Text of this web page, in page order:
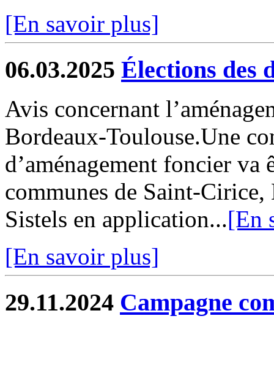
[En savoir plus]
06.03.2025 Élections des
Avis concernant
Bordeaux-Toulouse.Une
d’aménagement foncier va
communes de Saint-
Sistels en application...[En
[En savoir plus]
29.11.2024 Campagne